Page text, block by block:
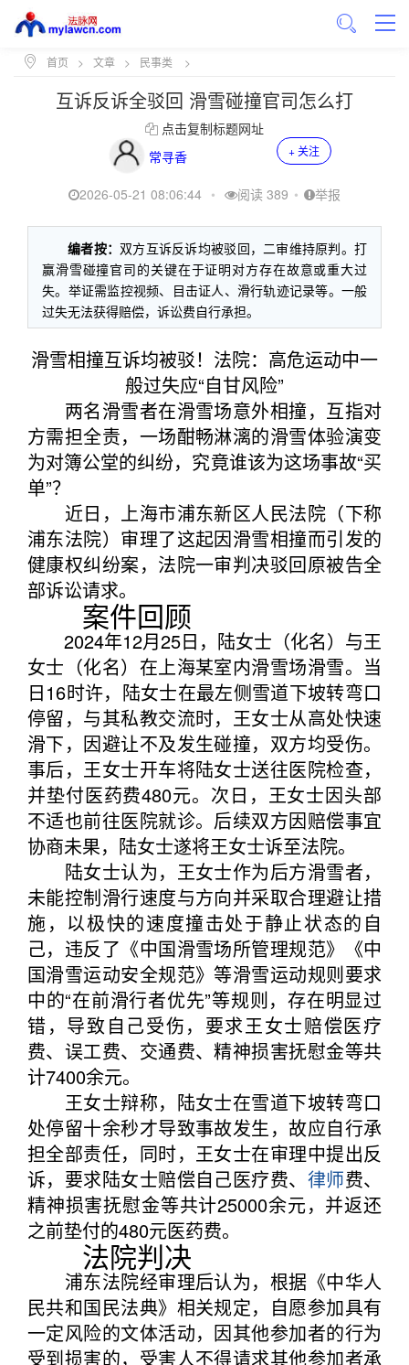
首页 > 文章 > 民事类 >
互诉反诉全驳回 滑雪碰撞官司怎么打
点击复制标题网址
常寻香
+ 关注
2026-05-21 08:06:44 • 阅读 389 • 举报
编者按：双方互诉反诉均被驳回，二审维持原判。打
赢滑雪碰撞官司的关键在于证明对方存在故意或重大过
失。举证需监控视频、目击证人、滑行轨迹记录等。一般
过失无法获得赔偿，诉讼费自行承担。
滑雪相撞互诉均被驳！法院：高危运动中一
般过失应“自甘风险”
两名滑雪者在滑雪场意外相撞，互指对
方需担全责，一场酣畅淋漓的滑雪体验演变
为对簿公堂的纠纷，究竟谁该为这场事故“买
单”？
近日，上海市浦东新区人民法院（下称
浦东法院）审理了这起因滑雪相撞而引发的
健康权纠纷案，法院一审判决驳回原被告全
部诉讼请求。
案件回顾
2024年12月25日，陆女士（化名）与王
女士（化名）在上海某室内滑雪场滑雪。当
日16时许，陆女士在最左侧雪道下坡转弯口
停留，与其私教交流时，王女士从高处快速
滑下，因避让不及发生碰撞，双方均受伤。
事后，王女士开车将陆女士送往医院检查，
并垫付医药费480元。次日，王女士因头部
不适也前往医院就诊。后续双方因赔偿事宜
协商未果，陆女士遂将王女士诉至法院。
陆女士认为，王女士作为后方滑雪者，
未能控制滑行速度与方向并采取合理避让措
施，以极快的速度撞击处于静止状态的自
己，违反了《中国滑雪场所管理规范》《中
国滑雪运动安全规范》等滑雪运动规则要求
中的“在前滑行者优先”等规则，存在明显过
错，导致自己受伤，要求王女士赔偿医疗
费、误工费、交通费、精神损害抚慰金等共
计7400余元。
王女士辩称，陆女士在雪道下坡转弯口
处停留十余秒才导致事故发生，故应自行承
担全部责任，同时，王女士在审理中提出反
诉，要求陆女士赔偿自己医疗费、 律师费、
精神损害抚慰金等共计25000余元，并返还
之前垫付的480元医药费。
法院判决
浦东法院经审理后认为，根据《中华人
民共和国民法典》相关规定，自愿参加具有
一定风险的文体活动，因其他参加者的行为
受到损害的，受害人不得请求其他参加者承